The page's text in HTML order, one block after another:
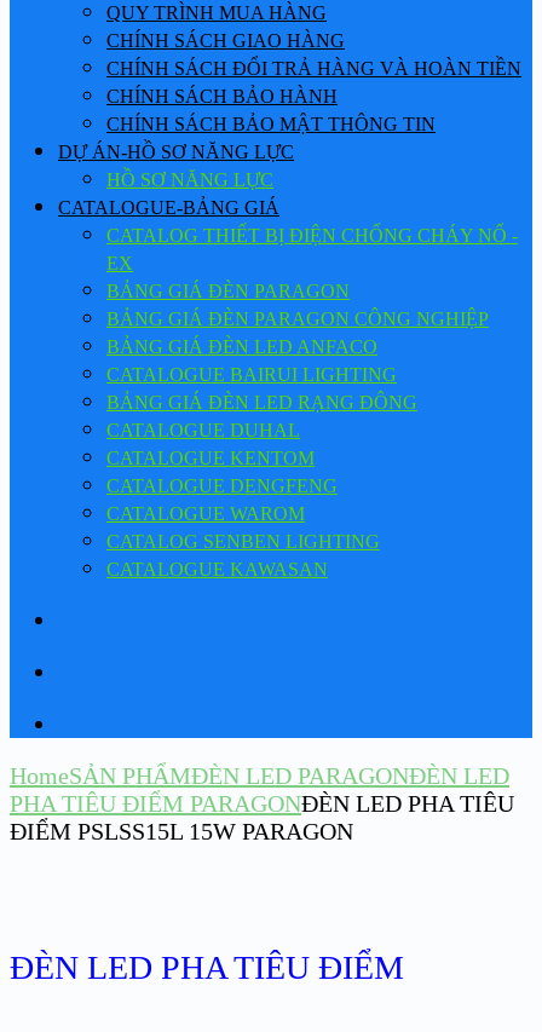
QUY TRÌNH MUA HÀNG
CHÍNH SÁCH GIAO HÀNG
CHÍNH SÁCH ĐỔI TRẢ HÀNG VÀ HOÀN TIỀN
CHÍNH SÁCH BẢO HÀNH
CHÍNH SÁCH BẢO MẬT THÔNG TIN
DỰ ÁN-HỒ SƠ NĂNG LỰC
HỒ SƠ NĂNG LỰC
CATALOGUE-BẢNG GIÁ
CATALOG THIẾT BỊ ĐIỆN CHỐNG CHÁY NỔ -
EX
BẢNG GIÁ ĐÈN PARAGON
BẢNG GIÁ ĐÈN PARAGON CÔNG NGHIỆP
BẢNG GIÁ ĐÈN LED ANFACO
CATALOGUE BAIRUI LIGHTING
BẢNG GIÁ ĐÈN LED RẠNG ĐÔNG
CATALOGUE DUHAL
CATALOGUE KENTOM
CATALOGUE DENGFENG
CATALOGUE WAROM
CATALOG SENBEN LIGHTING
CATALOGUE KAWASAN
HomeSẢN PHẨMĐÈN LED PARAGONĐÈN LED
PHA TIÊU ĐIỂM PARAGONĐÈN LED PHA TIÊU
ĐIỂM PSLSS15L 15W PARAGON
ĐÈN LED PHA TIÊU ĐIỂM